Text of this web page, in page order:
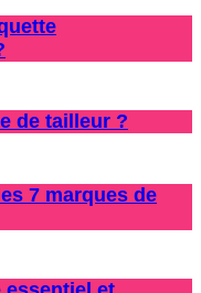
de tailleur ?
7 marques de